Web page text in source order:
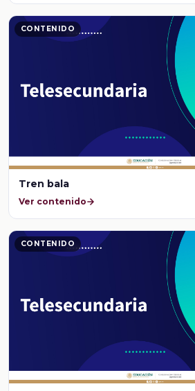
CONTENIDO
Tren bala
Ver contenido
CONTENIDO